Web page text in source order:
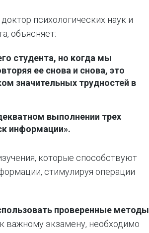
психологических наук и
объясняет:
студента, но когда мы
ее снова и снова, это
значительных трудностей в
выполнении трех
информации».
которые способствуют
стимулируя операции
проверенные методы
важному экзамену, необходимо